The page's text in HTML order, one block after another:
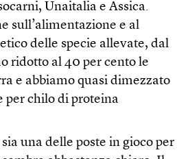
Unaitalia e Assica.
sull’alimentazione e al
delle specie allevate, dal
ridotto al 40 per cento le
e abbiamo quasi dimezzato
per chilo di proteina
una delle poste in gioco per